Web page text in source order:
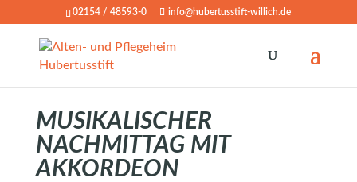
02154 / 48593-0 info@hubertusstift-willich.de
MUSIKALISCHER
NACHMITTAG MIT
AKKORDEON